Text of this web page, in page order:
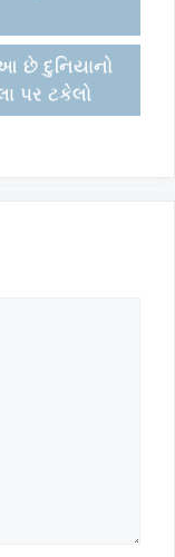
છે દુનિયાનો
પર ટકેલો